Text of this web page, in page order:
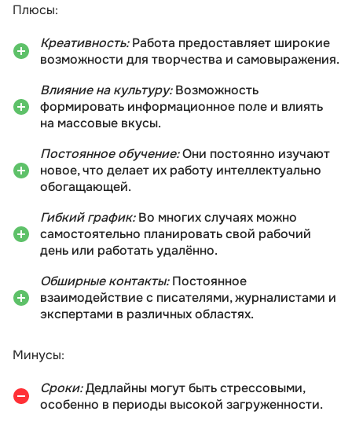
Плюсы:
Креативность:Работа предоставляет широкие
возможности для творчества и самовыражения.
Влияние на культуру:Возможность
формировать информационное поле и влиять
на массовые вкусы.
Постоянное обучение:Они постоянно изучают
новое, что делает их работу интеллектуально
обогащающей.
Гибкий график:Во многих случаях можно
самостоятельно планировать свой рабочий
день или работать удалённо.
Обширные контакты:Постоянное
взаимодействие с писателями, журналистами и
экспертами в различных областях.
Минусы:
Сроки:Дедлайны могут быть стрессовыми,
особенно в периоды высокой загруженности.